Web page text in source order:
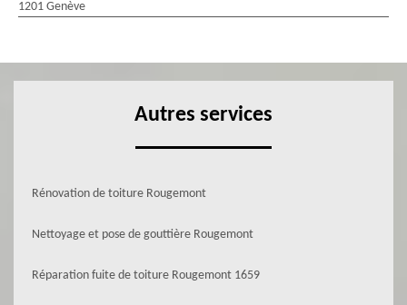
1201 Genève
Autres services
Rénovation de toiture Rougemont
Nettoyage et pose de gouttière Rougemont
Réparation fuite de toiture Rougemont 1659